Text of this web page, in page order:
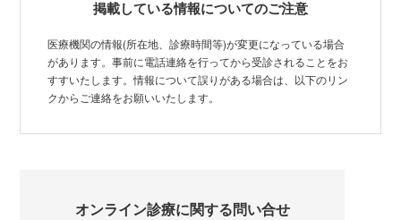
掲載している情報についてのご注意
医療機関の情報(所在地、診療時間等)が変更になっている場合
があります。事前に電話連絡を行ってから受診されることをお
すすいたします。情報について誤りがある場合は、以下のリン
クからご連絡をお願いいたします。
オンライン診療に関する問い合せ